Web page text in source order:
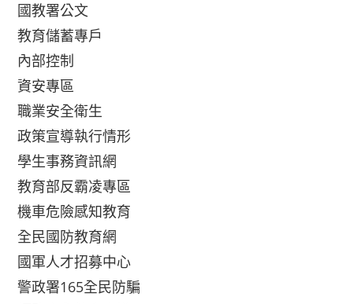
國教署公文
教育儲蓄專戶
內部控制
資安專區
職業安全衛生
政策宣導執行情形
學生事務資訊網
教育部反霸凌專區
機車危險感知教育
全民國防教育網
國軍人才招募中心
警政署165全民防騙